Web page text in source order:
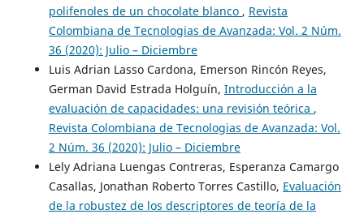
polifenoles de un chocolate blanco , Revista
Colombiana de Tecnologias de Avanzada: Vol. 2 Núm.
36 (2020): Julio – Diciembre
Luis Adrian Lasso Cardona, Emerson Rincón Reyes,
German David Estrada Holguín, Introducción a la
evaluación de capacidades: una revisión teórica ,
Revista Colombiana de Tecnologias de Avanzada: Vol.
2 Núm. 36 (2020): Julio – Diciembre
Lely Adriana Luengas Contreras, Esperanza Camargo
Casallas, Jonathan Roberto Torres Castillo, Evaluación
de la robustez de los descriptores de teoría de la